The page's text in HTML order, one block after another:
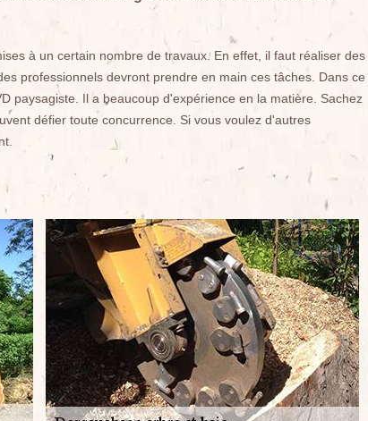
à un certain nombre de travaux. En effet, il faut réaliser des
professionnels devront prendre en main ces tâches. Dans ce
paysagiste. Il a beaucoup d'expérience en la matière. Sachez
défier toute concurrence. Si vous voulez d'autres